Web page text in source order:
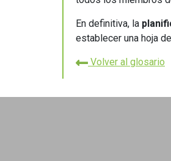
En definitiva, la
establecer una hoja
Volver al glosario